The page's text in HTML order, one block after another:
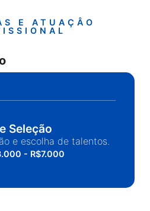
E ATUAÇÂO
Seleção
e escolha de talentos.
- R$7.000